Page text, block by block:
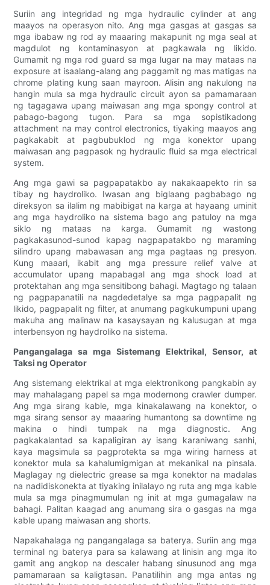
Suriin ang integridad ng mga hydraulic cylinder at ang
maayos na operasyon nito. Ang mga gasgas at gasgas sa
mga ibabaw ng rod ay maaaring makapunit ng mga seal at
magdulot ng kontaminasyon at pagkawala ng likido.
Gumamit ng mga rod guard sa mga lugar na may mataas na
exposure at isaalang-alang ang paggamit ng mas matigas na
chrome plating kung saan mayroon. Alisin ang nakulong na
hangin mula sa mga hydraulic circuit ayon sa pamamaraan
ng tagagawa upang maiwasan ang mga spongy control at
pabago-bagong tugon. Para sa mga sopistikadong
attachment na may control electronics, tiyaking maayos ang
pagkakabit at pagbubuklod ng mga konektor upang
maiwasan ang pagpasok ng hydraulic fluid sa mga electrical
system.
Ang mga gawi sa pagpapatakbo ay nakakaapekto rin sa
tibay ng haydroliko. Iwasan ang biglaang pagbabago ng
direksyon sa ilalim ng mabibigat na karga at hayaang uminit
ang mga haydroliko na sistema bago ang patuloy na mga
siklo ng mataas na karga. Gumamit ng wastong
pagkakasunod-sunod kapag nagpapatakbo ng maraming
silindro upang mabawasan ang mga pagtaas ng presyon.
Kung maaari, ikabit ang mga pressure relief valve at
accumulator upang mapabagal ang mga shock load at
protektahan ang mga sensitibong bahagi. Magtago ng talaan
ng pagpapanatili na nagdedetalye sa mga pagpapalit ng
likido, pagpapalit ng filter, at anumang pagkukumpuni upang
makuha ang malinaw na kasaysayan ng kalusugan at mga
interbensyon ng haydroliko na sistema.
Pangangalaga sa mga Sistemang Elektrikal, Sensor, at
Taksi ng Operator
Ang sistemang elektrikal at mga elektronikong pangkabin ay
may mahalagang papel sa mga modernong crawler dumper.
Ang mga sirang kable, mga kinakalawang na konektor, o
mga sirang sensor ay maaaring humantong sa downtime ng
makina o hindi tumpak na mga diagnostic. Ang
pagkakalantad sa kapaligiran ay isang karaniwang sanhi,
kaya magsimula sa pagprotekta sa mga wiring harness at
konektor mula sa kahalumigmigan at mekanikal na pinsala.
Maglagay ng dielectric grease sa mga konektor na madalas
na nadidiskonekta at tiyaking inilalayo ng ruta ang mga kable
mula sa mga pinagmumulan ng init at mga gumagalaw na
bahagi. Palitan kaagad ang anumang sira o gasgas na mga
kable upang maiwasan ang shorts.
Napakahalaga ng pangangalaga sa baterya. Suriin ang mga
terminal ng baterya para sa kalawang at linisin ang mga ito
gamit ang angkop na descaler habang sinusunod ang mga
pamamaraan sa kaligtasan. Panatilihin ang mga antas ng